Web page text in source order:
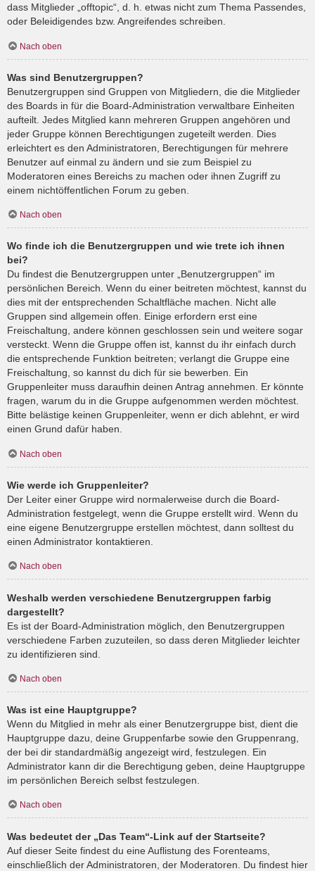
dass Mitglieder „offtopic“, d. h. etwas nicht zum Thema Passendes,
oder Beleidigendes bzw. Angreifendes schreiben.
Nach oben
Was sind Benutzergruppen?
Benutzergruppen sind Gruppen von Mitgliedern, die die Mitglieder
des Boards in für die Board-Administration verwaltbare Einheiten
aufteilt. Jedes Mitglied kann mehreren Gruppen angehören und
jeder Gruppe können Berechtigungen zugeteilt werden. Dies
erleichtert es den Administratoren, Berechtigungen für mehrere
Benutzer auf einmal zu ändern und sie zum Beispiel zu
Moderatoren eines Bereichs zu machen oder ihnen Zugriff zu
einem nichtöffentlichen Forum zu geben.
Nach oben
Wo finde ich die Benutzergruppen und wie trete ich ihnen
bei?
Du findest die Benutzergruppen unter „Benutzergruppen“ im
persönlichen Bereich. Wenn du einer beitreten möchtest, kannst du
dies mit der entsprechenden Schaltfläche machen. Nicht alle
Gruppen sind allgemein offen. Einige erfordern erst eine
Freischaltung, andere können geschlossen sein und weitere sogar
versteckt. Wenn die Gruppe offen ist, kannst du ihr einfach durch
die entsprechende Funktion beitreten; verlangt die Gruppe eine
Freischaltung, so kannst du dich für sie bewerben. Ein
Gruppenleiter muss daraufhin deinen Antrag annehmen. Er könnte
fragen, warum du in die Gruppe aufgenommen werden möchtest.
Bitte belästige keinen Gruppenleiter, wenn er dich ablehnt, er wird
einen Grund dafür haben.
Nach oben
Wie werde ich Gruppenleiter?
Der Leiter einer Gruppe wird normalerweise durch die Board-
Administration festgelegt, wenn die Gruppe erstellt wird. Wenn du
eine eigene Benutzergruppe erstellen möchtest, dann solltest du
einen Administrator kontaktieren.
Nach oben
Weshalb werden verschiedene Benutzergruppen farbig
dargestellt?
Es ist der Board-Administration möglich, den Benutzergruppen
verschiedene Farben zuzuteilen, so dass deren Mitglieder leichter
zu identifizieren sind.
Nach oben
Was ist eine Hauptgruppe?
Wenn du Mitglied in mehr als einer Benutzergruppe bist, dient die
Hauptgruppe dazu, deine Gruppenfarbe sowie den Gruppenrang,
der bei dir standardmäßig angezeigt wird, festzulegen. Ein
Administrator kann dir die Berechtigung geben, deine Hauptgruppe
im persönlichen Bereich selbst festzulegen.
Nach oben
Was bedeutet der „Das Team“-Link auf der Startseite?
Auf dieser Seite findest du eine Auflistung des Forenteams,
einschließlich der Administratoren, der Moderatoren. Du findest hier